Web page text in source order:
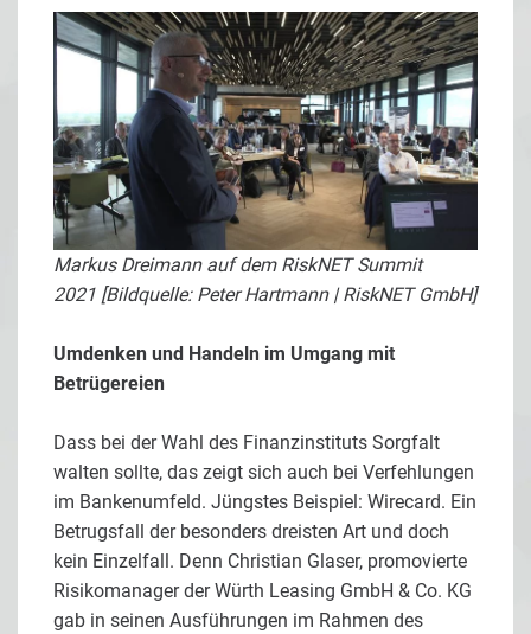
Markus Dreimann auf dem RiskNET Summit
2021 [Bildquelle: Peter Hartmann | RiskNET GmbH]
Umdenken und Handeln im Umgang mit
Betrügereien
Dass bei der Wahl des Finanzinstituts Sorgfalt
walten sollte, das zeigt sich auch bei Verfehlungen
im Bankenumfeld. Jüngstes Beispiel: Wirecard. Ein
Betrugsfall der besonders dreisten Art und doch
kein Einzelfall. Denn Christian Glaser, promovierte
Risikomanager der Würth Leasing GmbH & Co. KG
gab in seinen Ausführungen im Rahmen des